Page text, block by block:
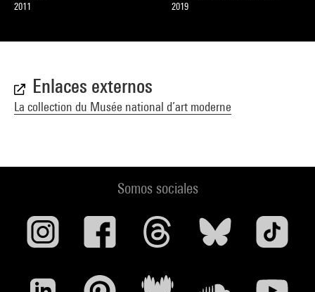
2011
2019
Enlaces externos
La collection du Musée national d’art moderne
Somos sociales